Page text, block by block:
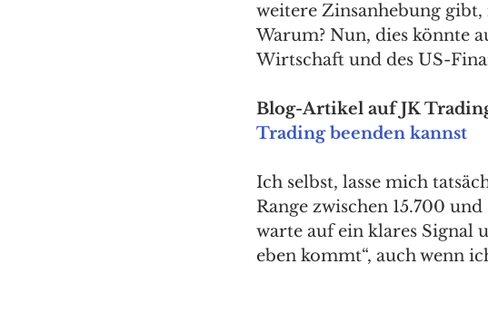
weitere Zinsanhebung
Warum? Nun, dies könnte
Wirtschaft und des US-
Blog-Artikel auf JK
Trading beenden kannst
Ich selbst, lasse mich
Range zwischen 15.700
warte auf ein klares Signal
eben kommt“, auch wenn